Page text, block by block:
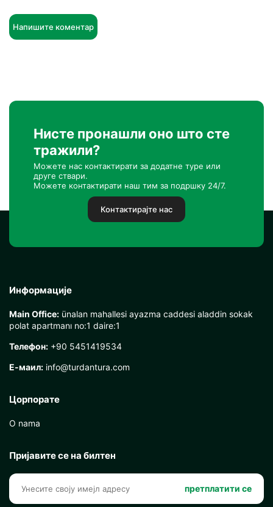
Напишите коментар
Нисте пронашли оно што сте
тражили?
Можете нас контактирати за додатне туре или
друге ствари.
Можете контактирати наш тим за подршку 24/7.
Контактирајте нас
Информације
Main Office: ünalan mahallesi ayazma caddesi aladdin sokak
polat apartmanı no:1 daire:1
Телефон: +90 5451419534
Е-маил: info@turdantura.com
Цорпорате
O nama
Пријавите се на билтен
претплатити се